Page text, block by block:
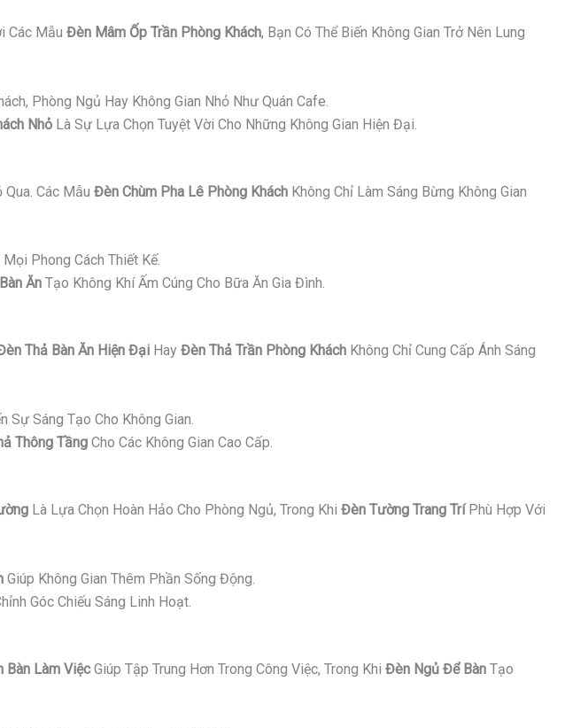
Các Mẫu Đèn Mâm Ốp Trần Phòng Khách, Bạn Có Thể Biến Không Gian Trở Nên Lung
Phòng Ngủ Hay Không Gian Nhỏ Như Quán Cafe.
Nhỏ Là Sự Lựa Chọn Tuyệt Vời Cho Những Không Gian Hiện Đại.
Các Mẫu Đèn Chùm Pha Lê Phòng Khách Không Chỉ Làm Sáng Bừng Không Gian
Phong Cách Thiết Kế.
Ăn Tạo Không Khí Ấm Cúng Cho Bữa Ăn Gia Đình.
Thả Bàn Ăn Hiện Đại Hay Đèn Thả Trần Phòng Khách Không Chỉ Cung Cấp Ánh Sáng
Sự Sáng Tạo Cho Không Gian.
Thông Tầng Cho Các Không Gian Cao Cấp.
Là Lựa Chọn Hoàn Hảo Cho Phòng Ngủ, Trong Khi Đèn Tường Trang TríPhù Hợp Với
Giúp Không Gian Thêm Phần Sống Động.
Góc Chiếu Sáng Linh Hoạt.
Bàn Làm ViệcGiúp Tập Trung Hơn Trong Công Việc, Trong Khi Đèn Ngủ Để Bàn Tạo